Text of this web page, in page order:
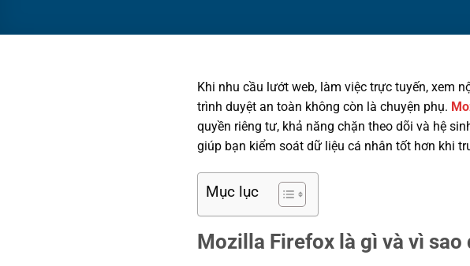
Khi nhu cầu lướt web, làm việc trực tuyến, xem
trình duyệt an toàn không còn là chuyện phụ.
quyền riêng tư, khả năng chặn theo dõi và hệ
giúp bạn kiểm soát dữ liệu cá nhân tốt hơn khi
Mục lục
Mozilla Firefox là gì và vì